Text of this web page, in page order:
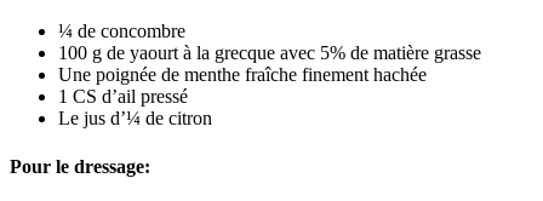
¼ de concombre
100 g de yaourt à la grecque avec 5% de matière grasse
Une poignée de menthe fraîche finement hachée
1 CS d’ail pressé
Le jus d’¼ de citron
Pour le dressage: